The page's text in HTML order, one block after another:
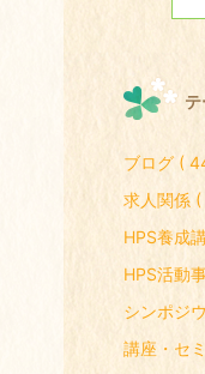
ブログ (
求人関係
HPS養成
HPS活動
シンポジ
講座・セ